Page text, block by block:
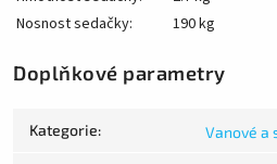
Nosnost sedačky:
190 kg
Doplňkové parametry
Kategorie: Vanové a